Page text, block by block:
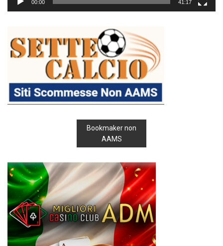
00:00 41:17
Bookmaker non
AAMS